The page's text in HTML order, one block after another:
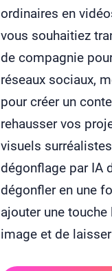
ordinaires en
vous souhaitiez
de compagnie
réseaux sociaux,
pour créer un
rehausser vos
visuels
dégonflage par IA
dégonfler en une
ajouter une
image et de